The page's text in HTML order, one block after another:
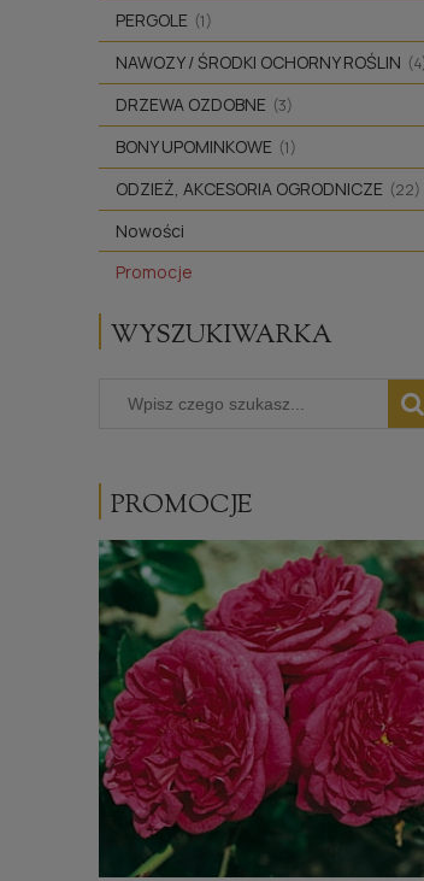
PERGOLE (1)
NAWOZY / ŚRODKI OCHORNY ROŚLIN
DRZEWA OZDOBNE (3)
BONY UPOMINKOWE (1)
ODZIEŻ, AKCESORIA OGRODNICZE (22)
Nowości
Promocje
WYSZUKIWARKA
PROMOCJE